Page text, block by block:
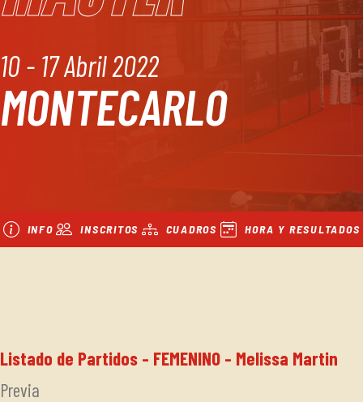
10 - 17 Abril 2022
MONTECARLO
INFO INSCRITOS CUADROS HORA Y RESULTADOS
Listado de Partidos - FEMENINO - Melissa Martin
Previa